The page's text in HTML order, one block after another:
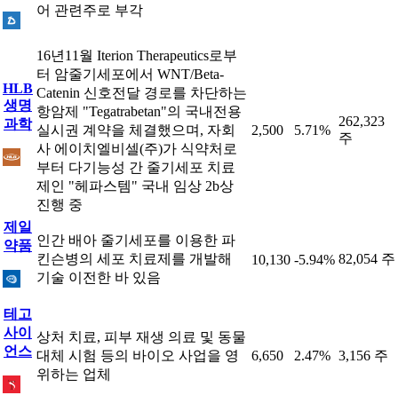
어 관련주로 부각
HLB
생명
과학
16년11월 Iterion Therapeutics로부
터 암줄기세포에서 WNT/Beta-
Catenin 신호전달 경로를 차단하는
항암제 "Tegatrabetan"의 국내전용
실시권 계약을 체결했으며, 자회
사 에이치엘비셀(주)가 식약처로
부터 다기능성 간 줄기세포 치료
제인 "헤파스템" 국내 임상 2b상
진행 중
2,500 5.71%
262,323
주
제일
약품 인간 배아 줄기세포를 이용한 파
킨슨병의 세포 치료제를 개발해
기술 이전한 바 있음
10,130 -5.94% 82,054 주
테고
사이
언스
상처 치료, 피부 재생 의료 및 동물
대체 시험 등의 바이오 사업을 영
위하는 업체
6,650 2.47% 3,156 주